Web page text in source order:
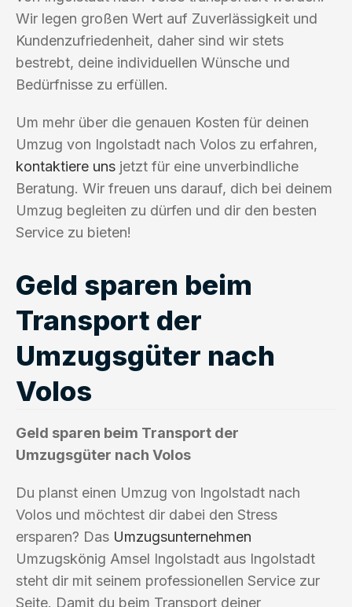
Wir legen großen Wert auf Zuverlässigkeit und
Kundenzufriedenheit, daher sind wir stets
bestrebt, deine individuellen Wünsche und
Bedürfnisse zu erfüllen.
Um mehr über die genauen Kosten für deinen
Umzug von Ingolstadt nach Volos zu erfahren,
kontaktiere uns jetzt für eine unverbindliche
Beratung. Wir freuen uns darauf, dich bei deinem
Umzug begleiten zu dürfen und dir den besten
Service zu bieten!
Geld sparen beim
Transport der
Umzugsgüter nach
Volos
Geld sparen beim Transport der
Umzugsgüter nach Volos
Du planst einen Umzug von Ingolstadt nach
Volos und möchtest dir dabei den Stress
ersparen? Das Umzugsunternehmen
Umzugskönig Amsel Ingolstadt aus Ingolstadt
steht dir mit seinem professionellen Service zur
Seite. Damit du beim Transport deiner